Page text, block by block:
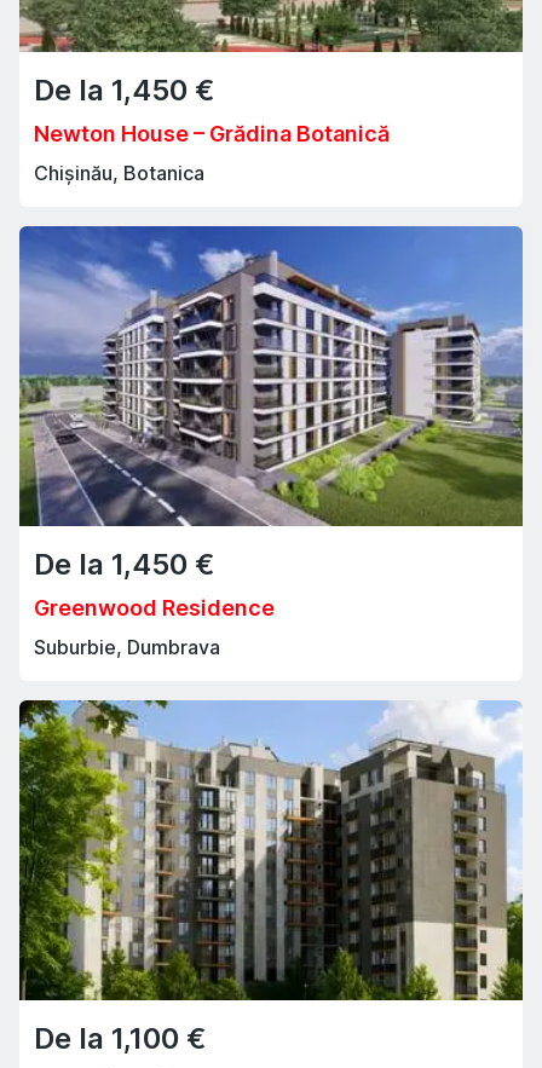
De la 1,450 €
Newton House – Grădina Botanică
Chișinău, Botanica
De la 1,450 €
Greenwood Residence
Suburbie, Dumbrava
De la 1,100 €